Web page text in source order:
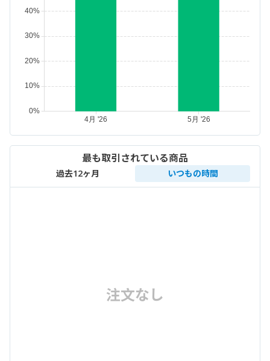
最も取引されている商品
過去12ヶ月 いつもの時間
注文なし